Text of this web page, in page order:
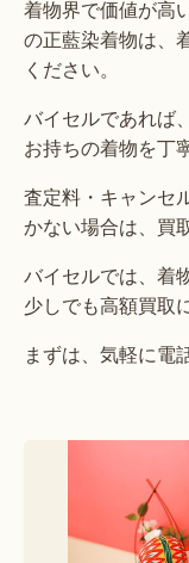
着物界で価値が高
の正藍染着物は、
ください。
バイセルであれば
お持ちの着物を丁
査定料・キャンセ
かない場合は、買
バイセルでは、着
少しでも高額買取
まずは、気軽に電